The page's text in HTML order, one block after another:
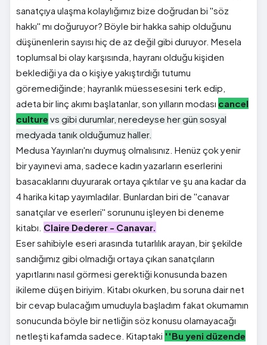
sanatçıya ulaşma kolaylığımız bize doğrudan bi ''söz
hakkı'' mı doğuruyor? Böyle bir hakka sahip olduğunu
düşünenlerin sayısı hiç de az değil gibi duruyor. Mesela
toplumsal bi olay karşısında, hayranı olduğu kişiden
beklediği ya da o kişiye yakıştırdığı tutumu
göremediğinde; hayranlık müessesesini terk edip,
adeta bir linç akımı başlatanlar, son yılların modası cancel
culture vs gibi durumlar, neredeyse her gün sosyal
medyada tanık olduğumuz haller.
Medusa Yayınları'nı duymuş olmalısınız. Henüz çok yenir
bir yayınevi ama, sadece kadın yazarların eserlerini
basacaklarını duyurarak ortaya çıktılar ve şu ana kadar da
4 harika kitap yayımladılar. Bunlardan biri de ''canavar
sanatçılar ve eserleri'' sorununu işleyen bi deneme
kitabı. Claire Dederer - Canavar.
Eser sahibiyle eseri arasında tutarlılık arayan, bir şekilde
sandığımız gibi olmadığı ortaya çıkan sanatçıların
yapıtlarını nasıl görmesi gerektiği konusunda bazen
ikileme düşen biriyim. Kitabı okurken, bu soruna dair net
bir cevap bulacağım umuduyla başladım fakat okumamın
sonucunda böyle bir netliğin söz konusu olamayacağı
netleşti kafamda sadece. Kitaptaki ''Bu yeni düzende